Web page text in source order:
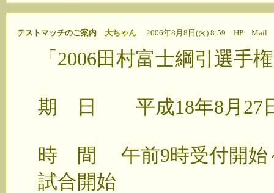
テストマッチのご案内 大ちゃん 2006年8月8日(火) 8:59 HP Mail
「2006田村富士綱引選手
期 日 平成18年8月27
時 間 午前9時受付開始
試合開始